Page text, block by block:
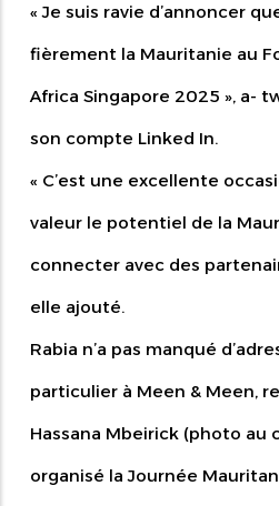
« Je suis ravie d’annoncer
fièrement la Mauritanie au
Africa Singapore 2025 », a-
son compte Linked In.
« C’est une excellente
valeur le potentiel de la
connecter avec des
elle ajouté.
Rabia n’a pas manqué
particulier à Meen & Meen,
Hassana Mbeirick (photo au
organisé la Journée